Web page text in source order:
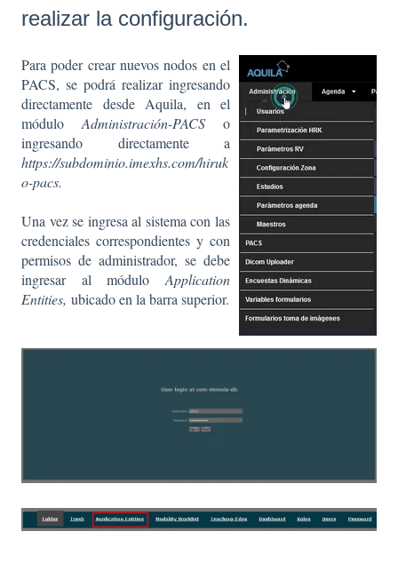
realizar la configuración.
Para poder crear nuevos nodos en el
PACS, se podrá realizar ingresando
directamente desde Aquila, en el
módulo Administración-PACS o
ingresando directamente a
https://subdominio.imexhs.com/hiruk
o-pacs.
Una vez se ingresa al sistema con las
credenciales correspondientes y con
permisos de administrador, se debe
ingresar al módulo Application
Entities, ubicado en la barra superior.